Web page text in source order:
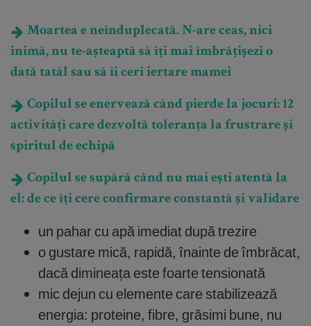
Moartea e neînduplecată. N-are ceas, nici
inimă, nu te-așteaptă să îți mai îmbrățișezi o
dată tatăl sau să îi ceri iertare mamei
Copilul se enervează când pierde la jocuri: 12
activități care dezvoltă toleranța la frustrare și
spiritul de echipă
Copilul se supără când nu mai ești atentă la
el: de ce îți cere confirmare constantă și validare
un pahar cu apă imediat după trezire
o gustare mică, rapidă, înainte de îmbrăcat,
dacă dimineața este foarte tensionată
mic dejun cu elemente care stabilizează
energia: proteine, fibre, grăsimi bune, nu